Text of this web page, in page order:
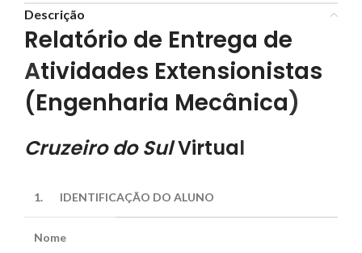
Descrição
Relatório de Entrega de
Atividades Extensionistas
(Engenharia Mecânica)
Cruzeiro do SulVirtual
1. IDENTIFICAÇÃO DO ALUNO
Nome